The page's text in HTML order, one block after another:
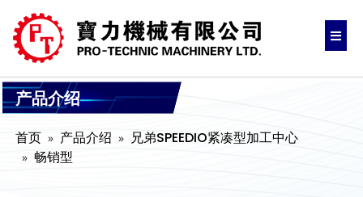
产品介绍
首页 产品介绍
兄弟SPEEDIO紧凑型加工中心
畅销型